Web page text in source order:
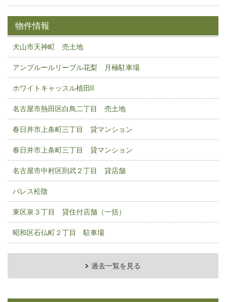
物件情報
犬山市天神町 売土地
アンプルールリーブル花梨 月極駐車場
ホワイトキャッスル植田Ⅱ
名古屋市熱田区白鳥二丁目 売土地
春日井市上条町三丁目 貸マンション
春日井市上条町三丁目 貸マンション
名古屋市中村区則武２丁目 貸店舗
パレス松陰
東区泉３丁目 貸住付店舗（一括）
昭和区石仏町２丁目 駐車場
過去一覧を見る